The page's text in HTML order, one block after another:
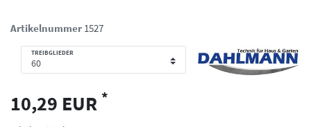
Artikelnummer 1527
TREIBGLIEDER
10,29 EUR *